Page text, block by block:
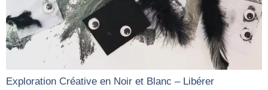
Exploration Créative en Noir et Blanc – Libérer